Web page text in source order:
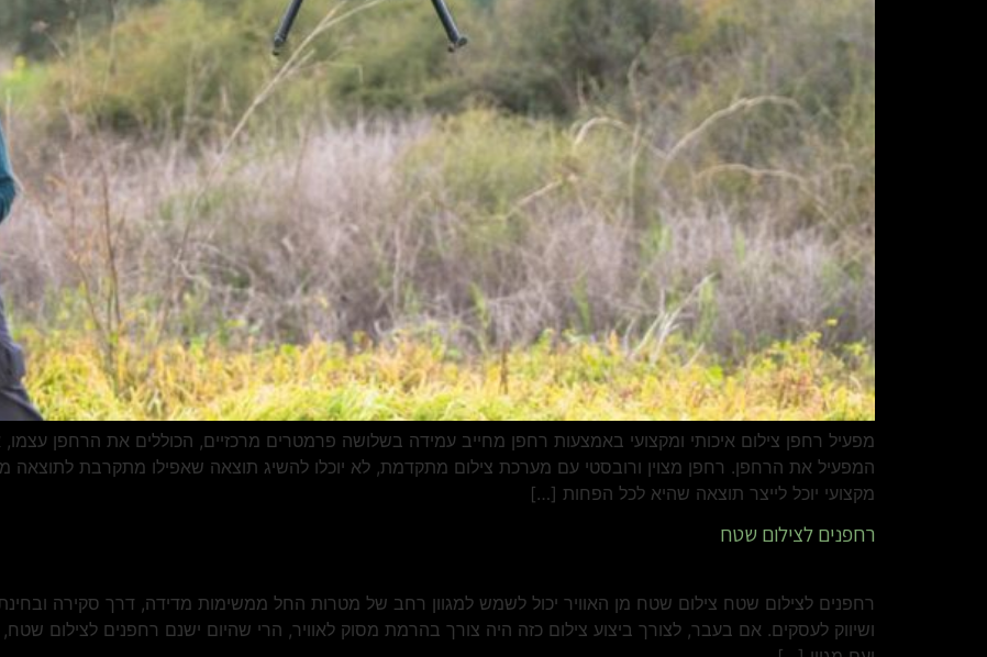
מפעיל רחפן צילום איכותי ומקצועי באמצעות רחפן מחייב עמידה בשלושה פרמטרים מרכזיים, הכוללים את הרחפן
המפעיל את הרחפן. רחפן מצוין ורובסטי עם מערכת צילום מתקדמת, לא יוכלו להשיג תוצאה שאפילו מתקרבת לתוצאה
מקצועי יוכל לייצר תוצאה שהיא לכל הפחות […]
רחפנים לצילום שטח
רחפנים לצילום שטח צילום שטח מן האוויר יכול לשמש למגוון רחב של מטרות החל ממשימות מדידה, דרך סקירה
ושיווק לעסקים. אם בעבר, לצורך ביצוע צילום כזה היה צורך בהרמת מסוק לאוויר, הרי שהיום ישנם רחפנים לצילום